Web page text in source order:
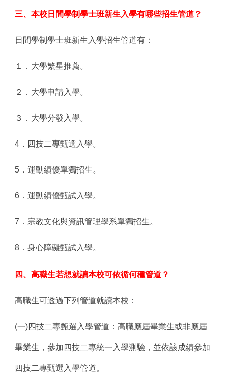
三、本校日間學制學士班新生入學有哪些招生管道？
日間學制學士班新生入學招生管道有：
１．大學繁星推薦。
２．大學申請入學。
３．大學分發入學。
4 ．四技二專甄選入學。
5 ．運動績優單獨招生。
6 ．運動績優甄試入學。
7 ．宗教文化與資訊管理學系單獨招生。
8 ．身心障礙甄試入學。
四、高職生若想就讀本校可依循何種管道？
高職生可透過下列管道就讀本校：
(一)四技二專甄選入學管道：高職應屆畢業生或非應屆
畢業生，參加四技二專統一入學測驗，並依該成績參加
四技二專甄選入學管道。